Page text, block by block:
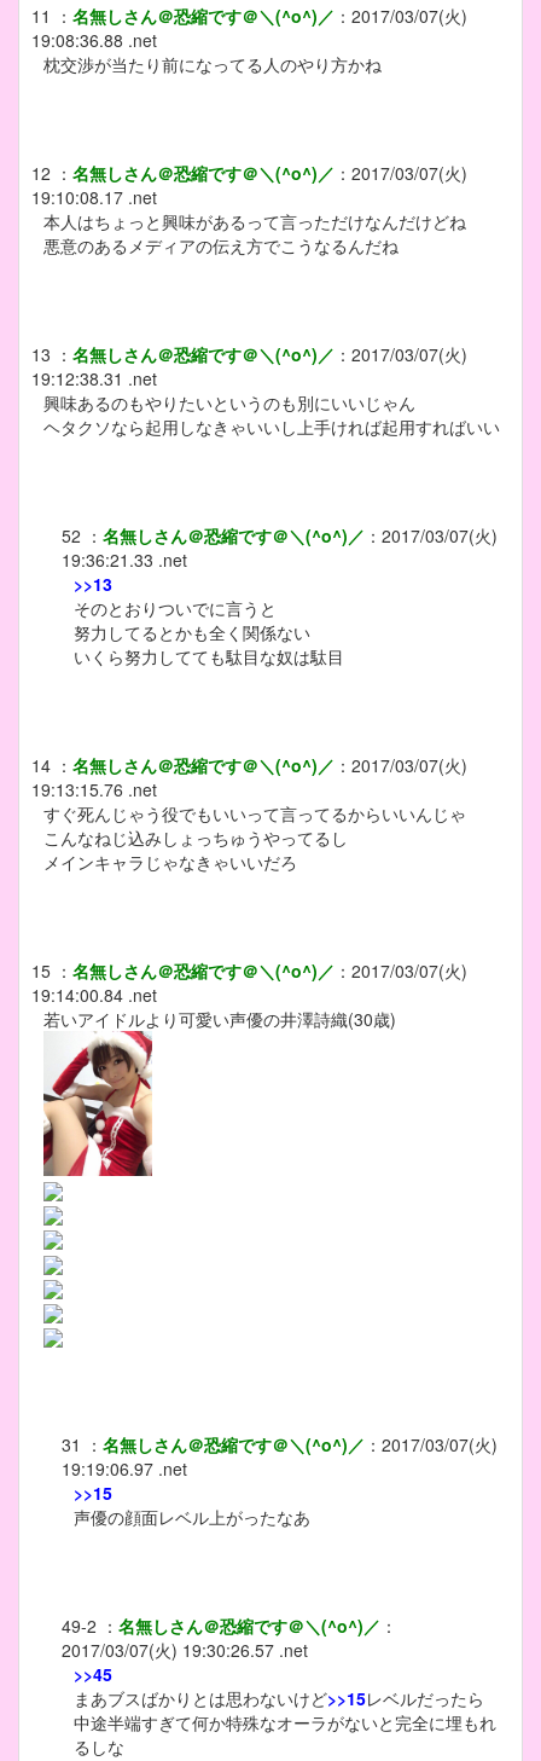
11 ： 名無しさん＠恐縮です＠＼(^o^)／ ： 2017/03/07(火)
19:08:36.88 .net
枕交渉が当たり前になってる人のやり方かね
12 ： 名無しさん＠恐縮です＠＼(^o^)／ ： 2017/03/07(火)
19:10:08.17 .net
本人はちょっと興味があるって言っただけなんだけどね
悪意のあるメディアの伝え方でこうなるんだね
13 ： 名無しさん＠恐縮です＠＼(^o^)／ ： 2017/03/07(火)
19:12:38.31 .net
興味あるのもやりたいというのも別にいいじゃん
ヘタクソなら起用しなきゃいいし上手ければ起用すればいい
52 ： 名無しさん＠恐縮です＠＼(^o^)／ ： 2017/03/07(火)
19:36:21.33 .net
>>13
そのとおりついでに言うと
努力してるとかも全く関係ない
いくら努力してても駄目な奴は駄目
14 ： 名無しさん＠恐縮です＠＼(^o^)／ ： 2017/03/07(火)
19:13:15.76 .net
すぐ死んじゃう役でもいいって言ってるからいいんじゃ
こんなねじ込みしょっちゅうやってるし
メインキャラじゃなきゃいいだろ
15 ： 名無しさん＠恐縮です＠＼(^o^)／ ： 2017/03/07(火)
19:14:00.84 .net
若いアイドルより可愛い声優の井澤詩織(30歳)
31 ： 名無しさん＠恐縮です＠＼(^o^)／ ： 2017/03/07(火)
19:19:06.97 .net
>>15
声優の顔面レベル上がったなあ
49-2 ： 名無しさん＠恐縮です＠＼(^o^)／ ：
2017/03/07(火) 19:30:26.57 .net
>>45
まあブスばかりとは思わないけど>>15レベルだったら
中途半端すぎて何か特殊なオーラがないと完全に埋もれ
るしな